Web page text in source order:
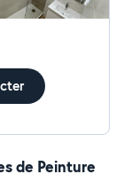
de Peinture